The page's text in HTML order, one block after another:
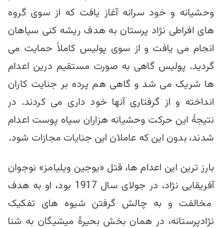
وحشیانه و خود سرانه آغاز یافت که از سوی گروه
های افراطی نژاد پرستان به هدف ریشه کنی سیاهان
انجام می یافت و از سوی پولیس کاملاً حمایت می
گردید. پولیس گاهی به صورت مستقیم درین اعدام
ها شریک می شد و گاهی هم پرده بر جنایت کاران
انداخته و از گرفتاری آنها خود داری می کردند. در
نتیجۀ این حرکت وحشیانه هزاران سیاه پوست اعدام
شدند، بدون این که عاملان این جنایات مجازات شود.
بارز ترین این اعدام ها، قتل «یوجین ویلیامز» نوجوان
آفریقایی نژاد، در جولای سال 1917 بود، او به هدف
مخالفت و به چالش گرفتن شیوه های تفکیک
نژادپرستانه، در همان بخش بحیرۀ میشیگان به شنا